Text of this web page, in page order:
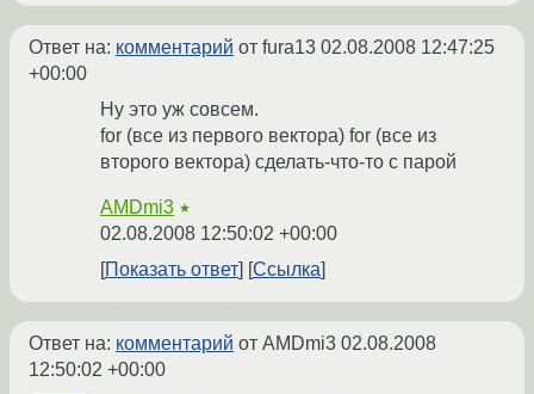
Ответ на: комментарий от fura13 02.08.2008 12:47:25
+00:00
Ну это уж совсем.
for (все из первого вектора) for (все из
второго вектора) сделать-что-то с парой
AMDmi3 ★
02.08.2008 12:50:02 +00:00
Показать ответ
Ссылка
Ответ на: комментарий от AMDmi3 02.08.2008
12:50:02 +00:00